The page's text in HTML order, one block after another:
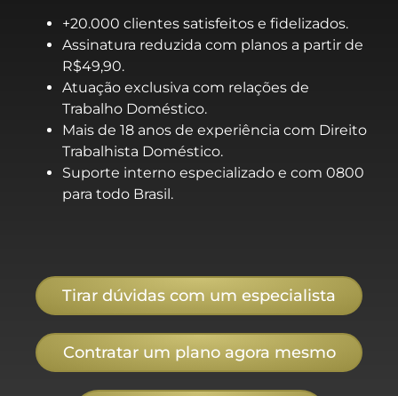
+20.000 clientes satisfeitos e fidelizados.
Assinatura reduzida com planos a partir de
R$49,90.
Atuação exclusiva com relações de
Trabalho Doméstico.
Mais de 18 anos de experiência com Direito
Trabalhista Doméstico.
Suporte interno especializado e com 0800
para todo Brasil.
Tirar dúvidas com um especialista
Contratar um plano agora mesmo